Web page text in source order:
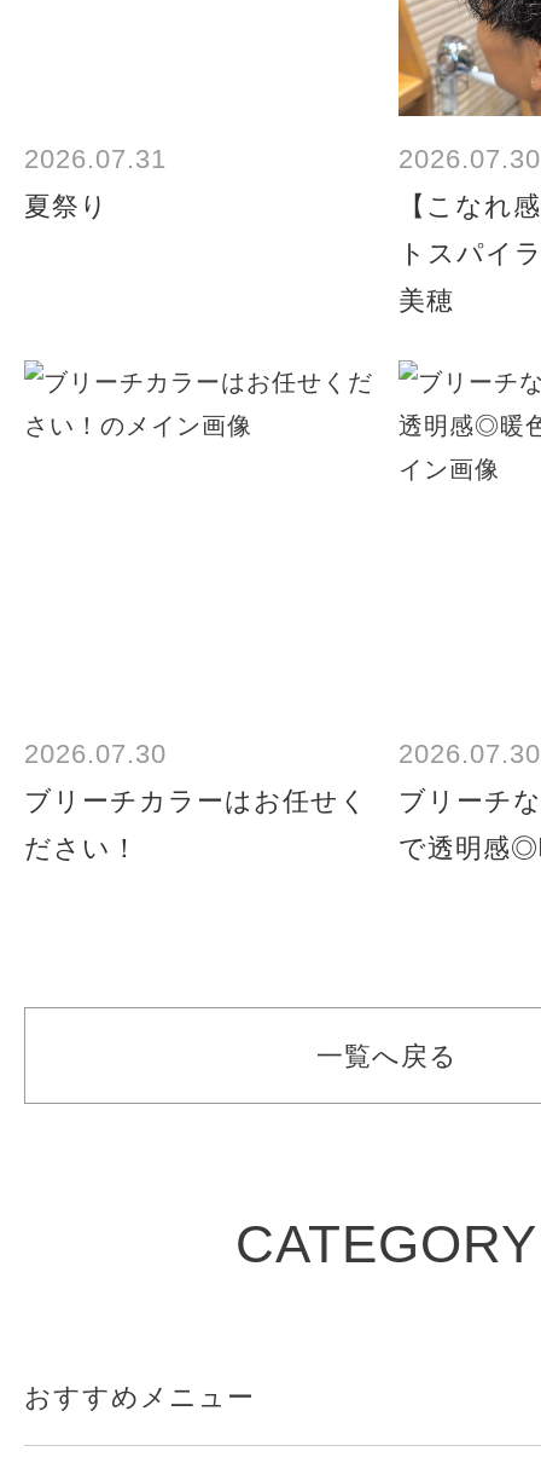
2026.07.31
夏祭り
2026.07.30
【こなれ
トスパイ
美穂
2026.07.30
ブリーチカラーはお任せく
ださい！
2026.07.30
ブリーチ
で透明感
一覧へ戻る
CATEGORY
おすすめメニュー